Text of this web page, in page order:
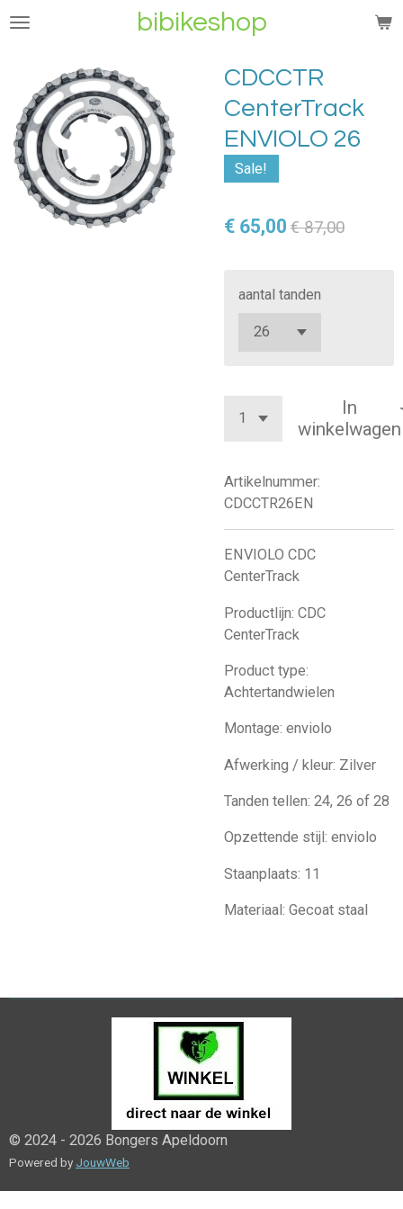
Ga
hoofdinhoud
bibikeshop
CDCCTR
CenterTrack
ENVIOLO 26
Sale!
€ 65,00 € 87,00
aantal tanden
In
winkelwagen
Artikelnummer:
CDCCTR26EN
ENVIOLO CDC
CenterTrack
Productlijn: CDC
CenterTrack
Product type:
Achtertandwielen
Montage: enviolo
Afwerking / kleur: Zilver
Tanden tellen: 24, 26 of 28
Opzettende stijl: enviolo
Staanplaats: 11
Materiaal: Gecoat staal
© 2024 - 2026 Bongers Apeldoorn
Powered by JouwWeb